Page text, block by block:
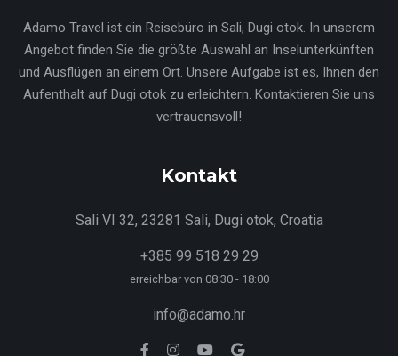
Adamo Travel ist ein Reisebüro in Sali, Dugi otok. In unserem
Angebot finden Sie die größte Auswahl an Inselunterkünften
und Ausflügen an einem Ort. Unsere Aufgabe ist es, Ihnen den
Aufenthalt auf Dugi otok zu erleichtern. Kontaktieren Sie uns
vertrauensvoll!
Kontakt
Sali VI 32, 23281 Sali, Dugi otok, Croatia
+385 99 518 29 29
erreichbar von 08:30 - 18:00
info@adamo.hr